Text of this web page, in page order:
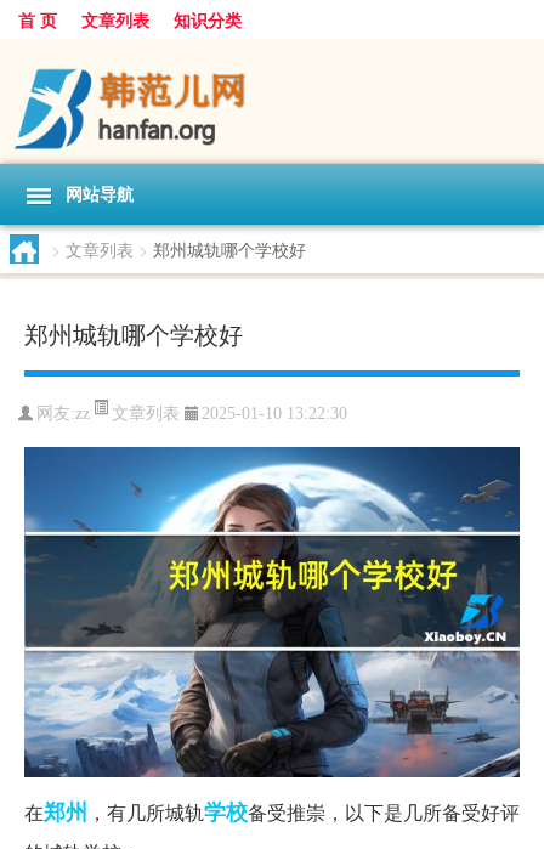
首 页 文章列表 知识分类
网站导航
> 文章列表 > 郑州城轨哪个学校好
郑州城轨哪个学校好
网友:zz 文章列表 2025-01-10 13:22:30
在郑州 ，有几所城轨学校备受推崇，以下是几所备受好评